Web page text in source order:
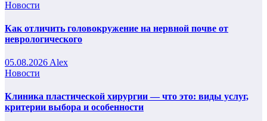
Новости
Как отличить головокружение на нервной почве от
неврологического
05.08.2026 Alex
Новости
Клиника пластической хирургии — что это: виды услуг,
критерии выбора и особенности